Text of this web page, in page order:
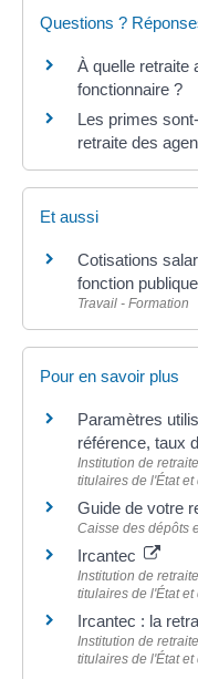
Questions ?
À quelle retraite
fonctionnaire ?
Les primes
retraite des
Et aussi
Cotisations
fonction publique
Travail - Formation
Pour en savoir plus
Paramètres
référence, taux
Institution de
titulaires de l'État
Guide de votre
Caisse des dépôts
Ircantec
Institution de
titulaires de l'État
Ircantec : la
Institution de
titulaires de l'État